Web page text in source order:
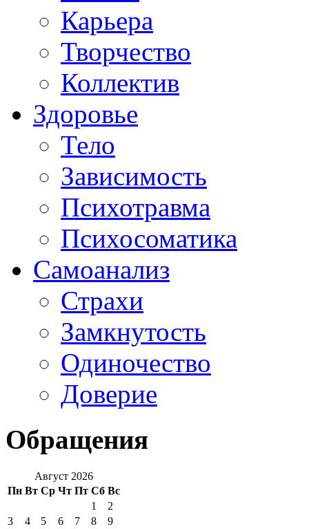
Карьера
Творчество
Коллектив
Здоровье
Тело
Зависимость
Психотравма
Психосоматика
Самоанализ
Страхи
Замкнутость
Одиночество
Доверие
Обращения
Август 2026
Пн Вт Ср Чт Пт Сб Вс
1
2
3
4 5 6 7 8
9